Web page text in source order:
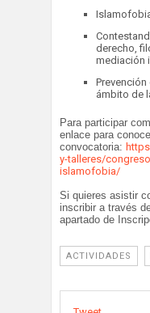
derecho,
mediación
ámbito de
Para participar
enlace para
convocatoria:
y-talleres/
islamofobia/
Si quieres asistir
inscribir a través
apartado de
ACTIVIDADES